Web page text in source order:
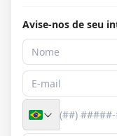
Avise-nos de seu